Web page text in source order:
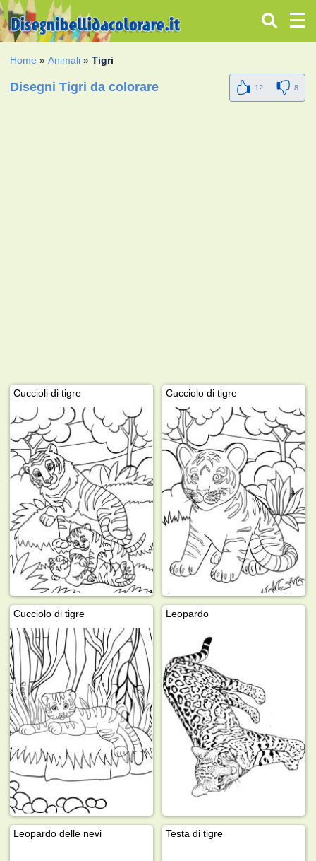
Home »Animali »Tigri
Disegni Tigri da colorare 12 8
Cuccioli di tigre Cucciolo di tigre
Cucciolo di tigre Leopardo
Leopardo delle nevi Testa di tigre